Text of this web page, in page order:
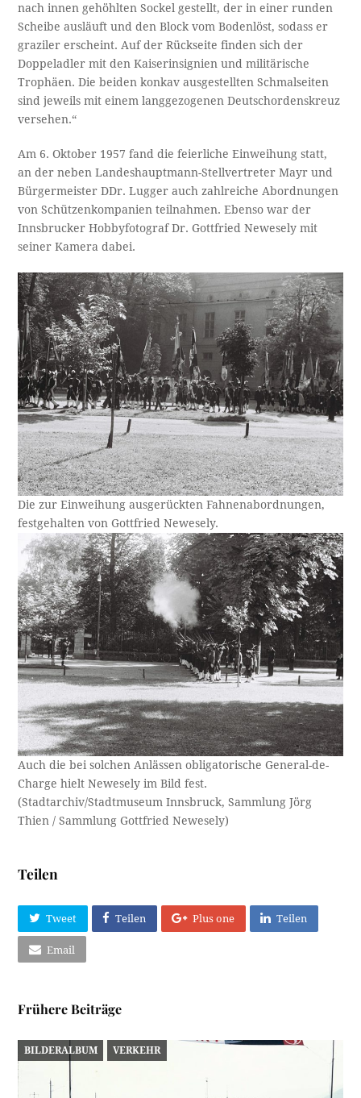
nach innen gehöhlten Sockel gestellt, der in einer runden
Scheibe ausläuft und den Block vom Bodenlöst, sodass er
graziler erscheint. Auf der Rückseite finden sich der
Doppeladler mit den Kaiserinsignien und militärische
Trophäen. Die beiden konkav ausgestellten Schmalseiten
sind jeweils mit einem langgezogenen Deutschordenskreuz
versehen.“
Am 6. Oktober 1957 fand die feierliche Einweihung statt,
an der neben Landeshauptmann-Stellvertreter Mayr und
Bürgermeister DDr. Lugger auch zahlreiche Abordnungen
von Schützenkompanien teilnahmen. Ebenso war der
Innsbrucker Hobbyfotograf Dr. Gottfried Newesely mit
seiner Kamera dabei.
Die zur Einweihung ausgerückten Fahnenabordnungen,
festgehalten von Gottfried Newesely.
Auch die bei solchen Anlässen obligatorische General-de-
Charge hielt Newesely im Bild fest.
(Stadtarchiv/Stadtmuseum Innsbruck, Sammlung Jörg
Thien / Sammlung Gottfried Newesely)
Teilen
Tweet Teilen Plus one Teilen
Email
Frühere Beiträge
BILDERALBUM VERKEHR